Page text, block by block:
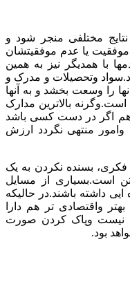
نتایج مختلفی منجر شود و
یا عدم موفقیتشان
با همدیگر نیز به همین
وتحصیلات و مدرک و
را وسعت بخشد و به آنها
بالاترین مدارک
هم اگر در دست کسی باشد
وامور منتهی نگردد ارزش
بسنده نکردن به یک
است.بسیاری از مسایل
داشته باشند.در حالیکه
واقتصادی تر هم دارا
نیست وپاک کردن صورت
بود.